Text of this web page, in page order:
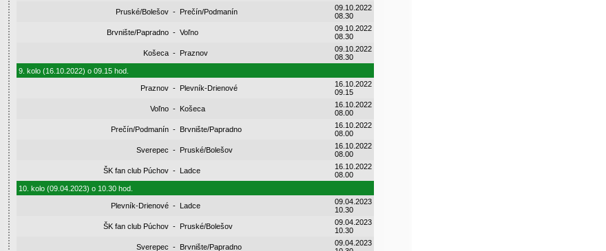
Pruské/Bolešov - Prečín/Podmanín
09.10.2022
08.30
Brvnište/Papradno - Voľno
09.10.2022
08.30
Košeca - Praznov
09.10.2022
08.30
9. kolo (16.10.2022) o 09.15 hod.
Praznov - Plevník-Drienové
16.10.2022
09.15
Voľno - Košeca
16.10.2022
08.00
Prečín/Podmanín - Brvnište/Papradno
16.10.2022
08.00
Sverepec - Pruské/Bolešov
16.10.2022
08.00
ŠK fan club Púchov - Ladce
16.10.2022
08.00
10. kolo (09.04.2023) o 10.30 hod.
Plevník-Drienové - Ladce
09.04.2023
10.30
ŠK fan club Púchov - Pruské/Bolešov
09.04.2023
10.30
Sverepec - Brvnište/Papradno
09.04.2023